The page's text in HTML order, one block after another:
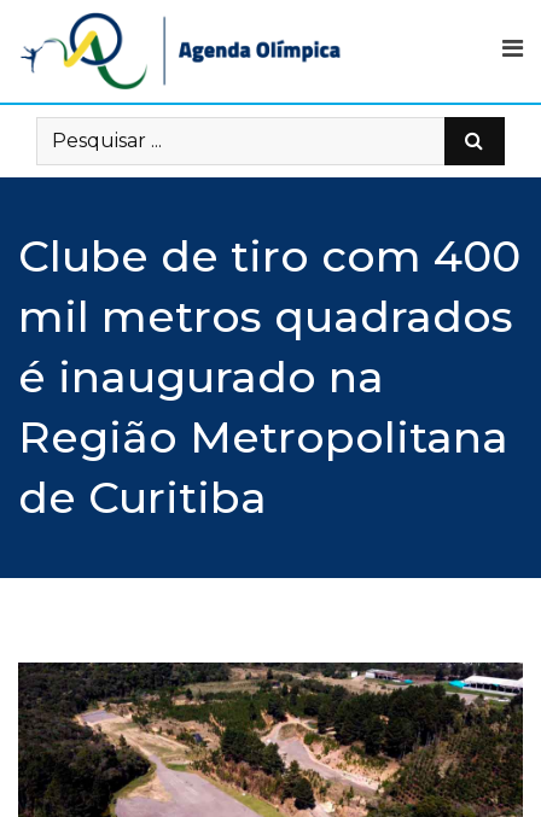
content
Clube de tiro com 400
mil metros quadrados
é inaugurado na
Região Metropolitana
de Curitiba